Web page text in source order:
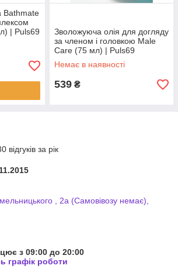
Bathmate
| Puls69
Зволожуюча олія для догляду
за членом і головкою Male
Care (75 мл) | Puls69
Немає в наявності
539 ₴
за рік
, 2а (Самовівозу немає),
з 09:00 до 20:00
графік роботи